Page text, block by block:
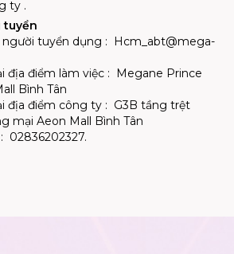
ty .
tuyển
tuyển dụng : Hcm_abt@mega-
địa điểm làm việc : Megane Prince
Bình Tân
địa điểm công ty : G3B tầng trệt
mại Aeon Mall Bình Tân
02836202327.